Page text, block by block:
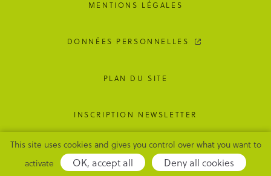
MENTIONS LÉGALES
DONNÉES PERSONNELLES
PLAN DU SITE
INSCRIPTION NEWSLETTER
GESTION DES COOKIES
This site uses cookies and gives you control over what you want to
activate
OK, accept all Deny all cookies